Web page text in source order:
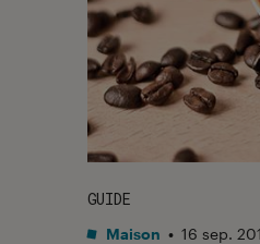
GUIDE
Maison • 16 sep.